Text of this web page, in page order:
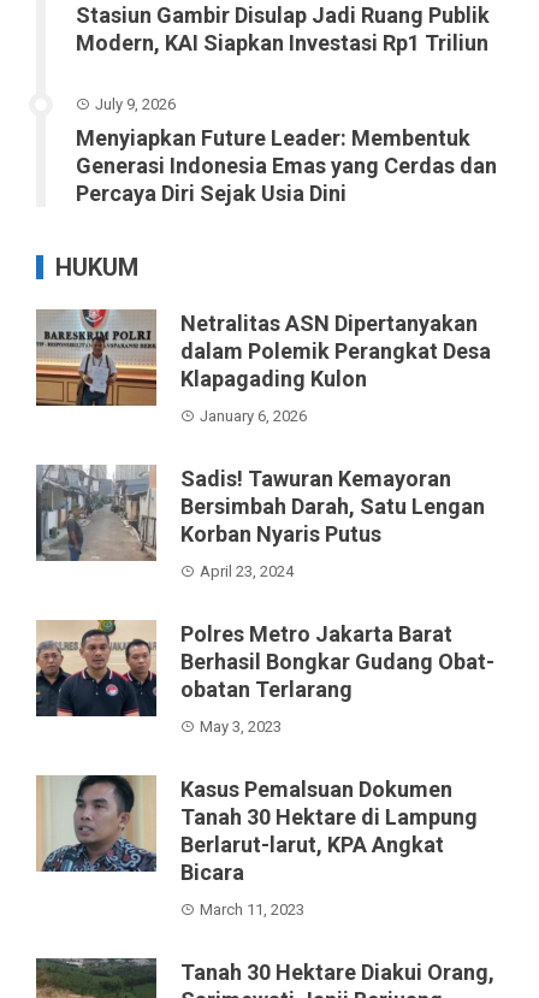
Stasiun Gambir Disulap Jadi Ruang Publik
Modern, KAI Siapkan Investasi Rp1 Triliun
July 9, 2026
Menyiapkan Future Leader: Membentuk
Generasi Indonesia Emas yang Cerdas dan
Percaya Diri Sejak Usia Dini
HUKUM
Netralitas ASN Dipertanyakan
dalam Polemik Perangkat Desa
Klapagading Kulon
January 6, 2026
Sadis! Tawuran Kemayoran
Bersimbah Darah, Satu Lengan
Korban Nyaris Putus
April 23, 2024
Polres Metro Jakarta Barat
Berhasil Bongkar Gudang Obat-
obatan Terlarang
May 3, 2023
Kasus Pemalsuan Dokumen
Tanah 30 Hektare di Lampung
Berlarut-larut, KPA Angkat
Bicara
March 11, 2023
Tanah 30 Hektare Diakui Orang,